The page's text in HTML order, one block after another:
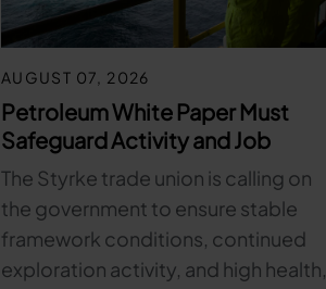
AUGUST 07, 2026
Petroleum White Paper Must
Safeguard Activity and Job
The Styrke trade union is calling on
the government to ensure stable
framework conditions, continued
exploration activity, and high health,